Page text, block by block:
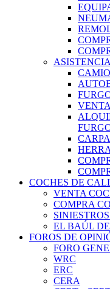
COCHES DE
VENTA
COMPRA
EL BAÚL
FOROS DE
FORO
WRC
ERC
CERA